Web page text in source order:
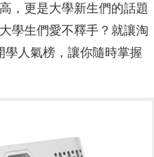
，更是大學新生們的話題
學生們愛不釋手？就讓淘
人氣榜，讓你隨時掌握